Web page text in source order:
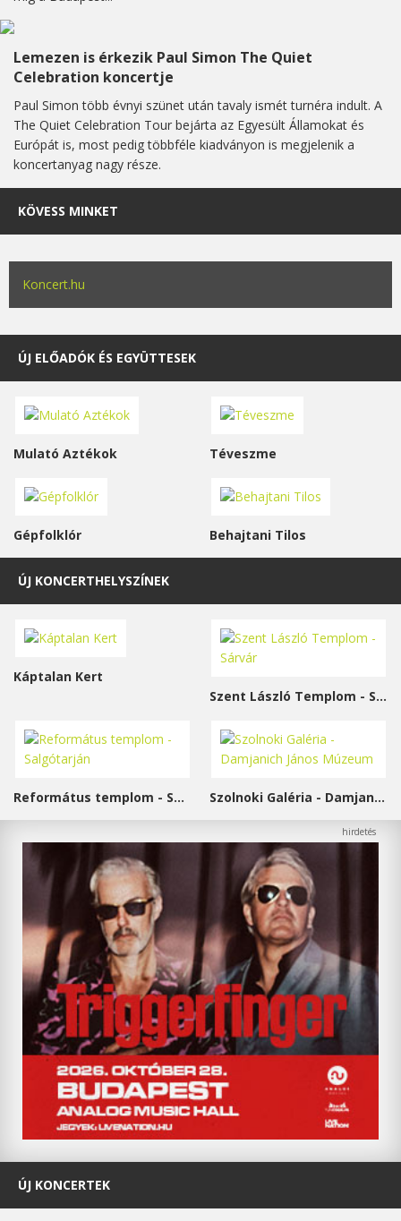
Lemezen is érkezik Paul Simon The Quiet
Celebration koncertje
Paul Simon több évnyi szünet után tavaly ismét turnéra indult. A
The Quiet Celebration Tour bejárta az Egyesült Államokat és
Európát is, most pedig többféle kiadványon is megjelenik a
koncertanyag nagy része.
KÖVESS MINKET
Koncert.hu
ÚJ ELŐADÓK ÉS EGYÜTTESEK
Mulató Aztékok Téveszme
Gépfolklór Behajtani Tilos
ÚJ KONCERTHELYSZÍNEK
Káptalan Kert
Szent László Templom - Sárvár
Református templom - Salgótarján Szolnoki Galéria - Damjanich János Múzeum
ÚJ KONCERTEK